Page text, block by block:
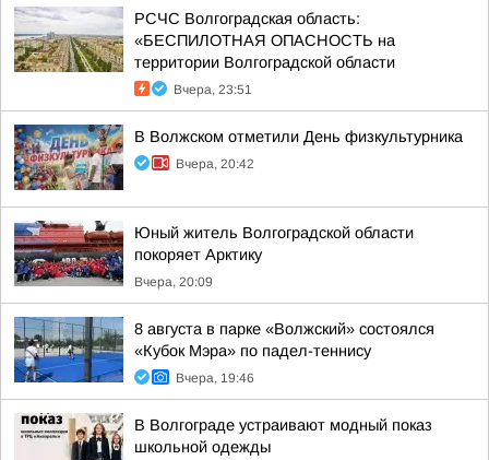
РСЧС Волгоградская область:
«БЕСПИЛОТНАЯ ОПАСНОСТЬ на
территории Волгоградской области
Вчера, 23:51
В Волжском отметили День физкультурника
Вчера, 20:42
Юный житель Волгоградской области
покоряет Арктику
Вчера, 20:09
8 августа в парке «Волжский» состоялся
«Кубок Мэра» по падел-теннису
Вчера, 19:46
В Волгограде устраивают модный показ
школьной одежды